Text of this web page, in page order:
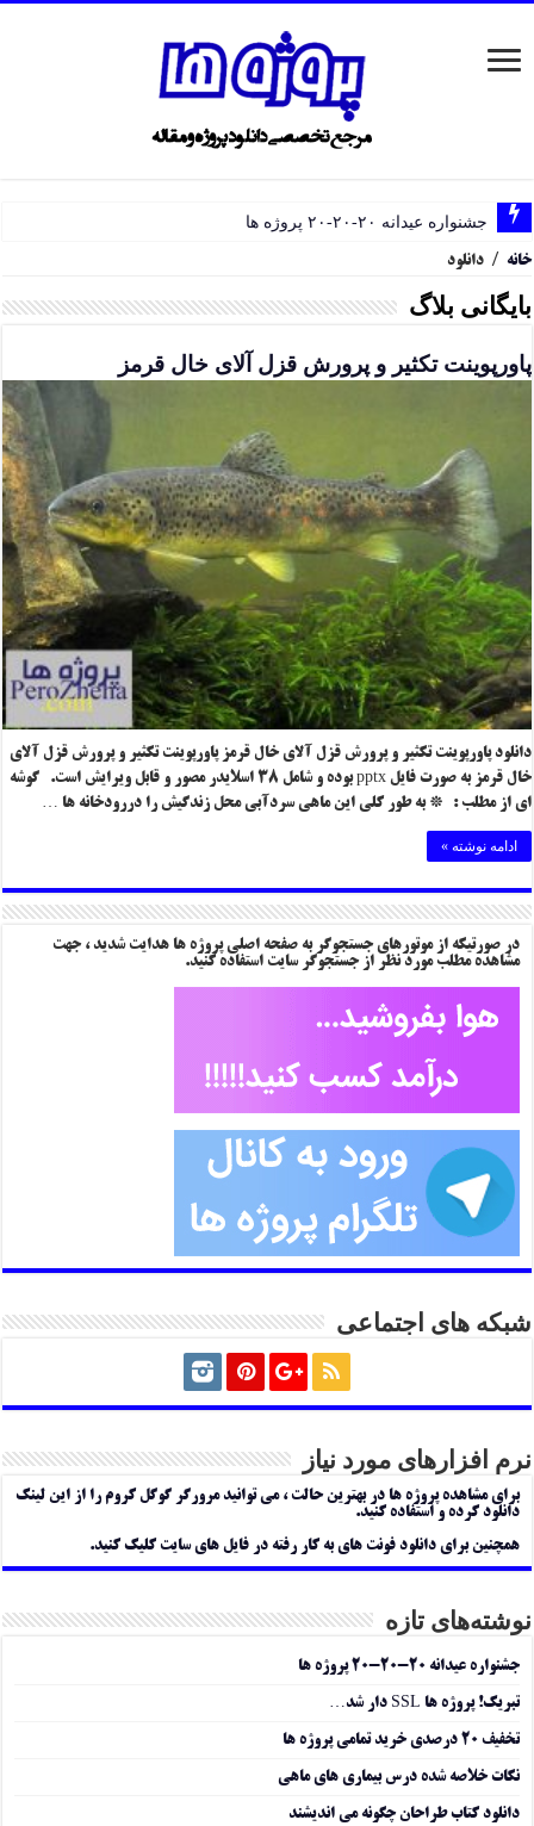
جشنواره عیدانه ۲۰-۲۰-۲۰ پروژه ها
خانه / دانلود
بایگانی بلاگ
پاورپوینت تکثیر و پرورش قزل آلای خال قرمز
دانلود پاورپوینت تکثیر و پرورش قزل آلای خال قرمز پاورپوینت تکثیر و پرورش قزل آلای
خال قرمز به صورت فایل pptx بوده و شامل ۳۸ اسلایدر مصور و قابل ویرایش است. گوشه
ای از مطلب : * به طور کلی این ماهی سردآبی محل زندگیش را دررودخانه ها …
ادامه نوشته »
در صورتیکه از موتورهای جستجوگر به صفحه اصلی پروژه ها هدایت شدید ، جهت
مشاهده مطلب مورد نظر از جستجوگر سایت استفاده کنید.
شبکه های اجتماعی
نرم افزارهای مورد نیاز
برای مشاهده پروژه ها در بهترین حالت ، می توانید مرورگر گوگل کروم را از این لینک
دانلود کرده و استفاده کنید.
همچنین برای دانلود فونت های به کار رفته در فایل های سایت کلیک کنید.
نوشته‌های تازه
جشنواره عیدانه ۲۰-۲۰-۲۰ پروژه ها
تبریک! پروژه ها SSL دار شد…
تخفیف ۲۰ درصدی خرید تمامی پروژه ها
نکات خلاصه شده درس بیماری های ماهی
دانلود کتاب طراحان چگونه می اندیشند